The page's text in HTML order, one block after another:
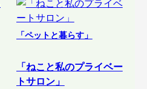
「ペットと暮らす」
「ねこと私のプライベー
トサロン」